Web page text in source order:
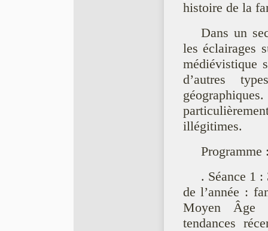
histoire de la
Dans un
les éclairages
médiévistique
d’autres
illégitimes.
Programme
. Séance 1
de l’année :
Moyen Âge
tendances